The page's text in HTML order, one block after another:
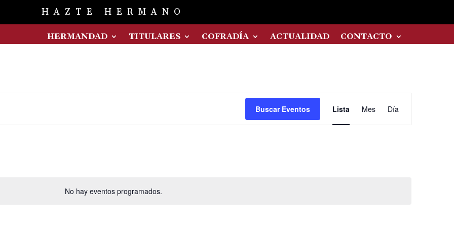
HAZTE HERMANO
HERMANDAD TITULARES COFRADÍA ACTUALIDAD CONTACTO
No hay eventos programados.
Buscar Eventos
de
vistas
Lista Mes Día